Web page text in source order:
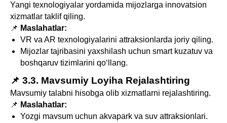
Yangi texnologiyalar yordamida mijozlarga innovatsion
xizmatlar taklif qiling.
📌 Maslahatlar:
VR va AR texnologiyalarini attraksionlarda joriy qiling.
Mijozlar tajribasini yaxshilash uchun smart kuzatuv va
boshqaruv tizimlarini qo‘llang.
📌 3.3. Mavsumiy Loyiha Rejalashtiring
Mavsumiy talabni hisobga olib xizmatlarni rejalashtiring.
📌 Maslahatlar:
Yozgi mavsum uchun akvapark va suv attraksionlari.